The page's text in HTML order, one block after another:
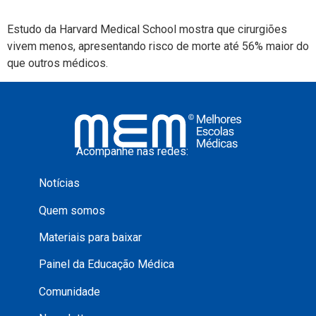
Estudo da Harvard Medical School mostra que cirurgiões
vivem menos, apresentando risco de morte até 56% maior do
que outros médicos.
Acompanhe nas redes:
Notícias
Quem somos
Materiais para baixar
Painel da Educação Médica
Comunidade